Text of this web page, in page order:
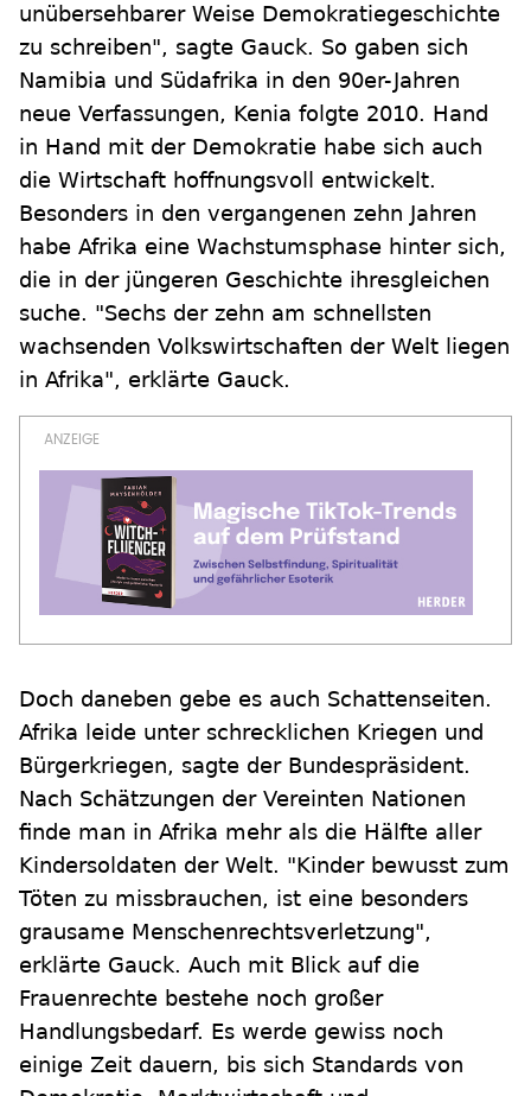
unübersehbarer Weise Demokratiegeschichte
zu schreiben", sagte Gauck. So gaben sich
Namibia und Südafrika in den 90er-Jahren
neue Verfassungen, Kenia folgte 2010. Hand
in Hand mit der Demokratie habe sich auch
die Wirtschaft hoffnungsvoll entwickelt.
Besonders in den vergangenen zehn Jahren
habe Afrika eine Wachstumsphase hinter sich,
die in der jüngeren Geschichte ihresgleichen
suche. "Sechs der zehn am schnellsten
wachsenden Volkswirtschaften der Welt liegen
in Afrika", erklärte Gauck.
Doch daneben gebe es auch Schattenseiten.
Afrika leide unter schrecklichen Kriegen und
Bürgerkriegen, sagte der Bundespräsident.
Nach Schätzungen der Vereinten Nationen
finde man in Afrika mehr als die Hälfte aller
Kindersoldaten der Welt. "Kinder bewusst zum
Töten zu missbrauchen, ist eine besonders
grausame Menschenrechtsverletzung",
erklärte Gauck. Auch mit Blick auf die
Frauenrechte bestehe noch großer
Handlungsbedarf. Es werde gewiss noch
einige Zeit dauern, bis sich Standards von